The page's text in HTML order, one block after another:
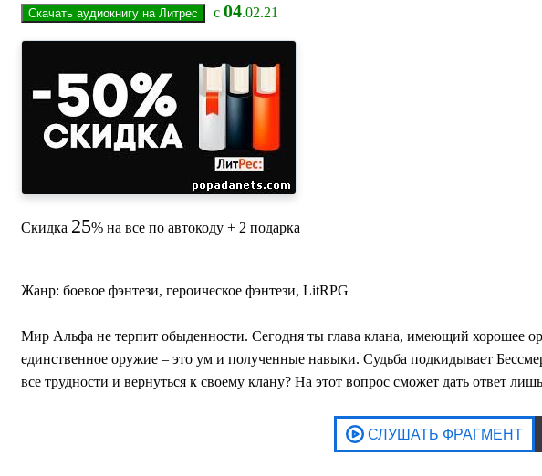
с 04.02.21
Скидка 25% на все по автокоду + 2 подарка
Жанр: боевое фэнтези, героическое фэнтези, LitRPG
Мир Альфа не терпит обыденности. Сегодня ты глава клана, имеющий хорошее
единственное оружие – это ум и полученные навыки. Судьба подкидывает
все трудности и вернуться к своему клану? На этот вопрос сможет дать ответ